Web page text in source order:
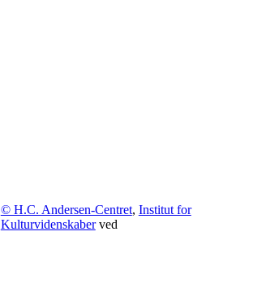
© H.C. Andersen-Centret, Institut for
Kulturvidenskaberved